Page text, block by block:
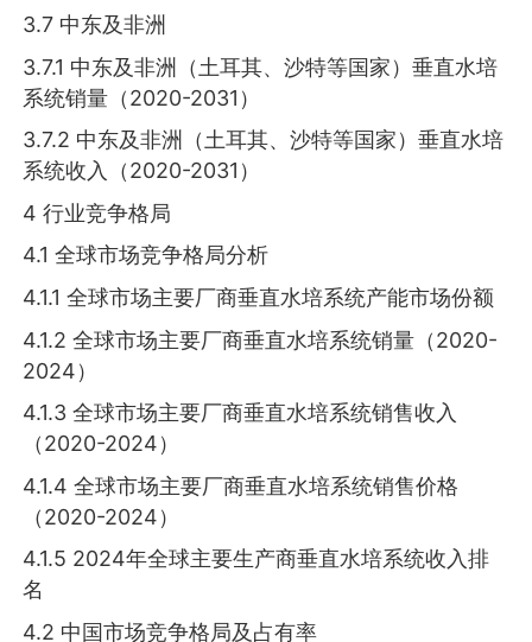
3.7 中东及非洲
3.7.1 中东及非洲（土耳其、沙特等国家）垂直水培
系统销量（2020-2031）
3.7.2 中东及非洲（土耳其、沙特等国家）垂直水培
系统收入（2020-2031）
4 行业竞争格局
4.1 全球市场竞争格局分析
4.1.1 全球市场主要厂商垂直水培系统产能市场份额
4.1.2 全球市场主要厂商垂直水培系统销量（2020-
2024）
4.1.3 全球市场主要厂商垂直水培系统销售收入
（2020-2024）
4.1.4 全球市场主要厂商垂直水培系统销售价格
（2020-2024）
4.1.5 2024年全球主要生产商垂直水培系统收入排
名
4.2 中国市场竞争格局及占有率